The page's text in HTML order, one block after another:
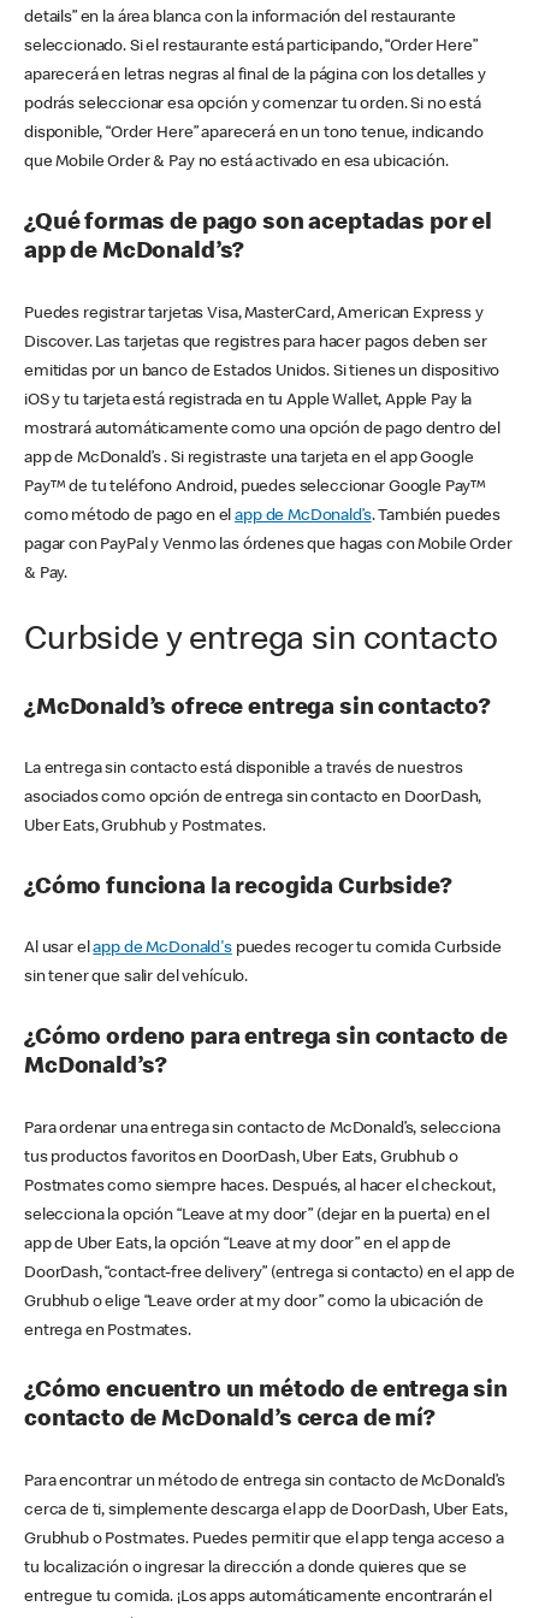
details” en la área blanca con la información del restaurante
seleccionado. Si el restaurante está participando, “Order Here”
aparecerá en letras negras al final de la página con los detalles y
podrás seleccionar esa opción y comenzar tu orden. Si no está
disponible, “Order Here” aparecerá en un tono tenue, indicando
que Mobile Order & Pay no está activado en esa ubicación.
¿Qué formas de pago son aceptadas por el
app de McDonald’s?
Puedes registrar tarjetas Visa, MasterCard, American Express y
Discover. Las tarjetas que registres para hacer pagos deben ser
emitidas por un banco de Estados Unidos. Si tienes un dispositivo
iOS y tu tarjeta está registrada en tu Apple Wallet, Apple Pay la
mostrará automáticamente como una opción de pago dentro del
app de McDonald’s . Si registraste una tarjeta en el app Google
Pay™ de tu teléfono Android, puedes seleccionar Google Pay™
como método de pago en elapp de McDonald’s. También puedes
pagar con PayPal y Venmo las órdenes que hagas con Mobile Order
& Pay.
Curbside y entrega sin contacto
¿McDonald’s ofrece entrega sin contacto?
La entrega sin contacto está disponible a través de nuestros
asociados como opción de entrega sin contacto en DoorDash,
Uber Eats, Grubhub y Postmates.
¿Cómo funciona la recogida Curbside?
Al usar elapp de McDonald'spuedes recoger tu comida Curbside
sin tener que salir del vehículo.
¿Cómo ordeno para entrega sin contacto de
McDonald’s?
Para ordenar una entrega sin contacto de McDonald’s, selecciona
tus productos favoritos en DoorDash, Uber Eats, Grubhub o
Postmates como siempre haces. Después, al hacer el checkout,
selecciona la opción “Leave at my door” (dejar en la puerta) en el
app de Uber Eats, la opción “Leave at my door” en el app de
DoorDash, “contact-free delivery” (entrega si contacto) en el app de
Grubhub o elige “Leave order at my door” como la ubicación de
entrega en Postmates.
¿Cómo encuentro un método de entrega sin
contacto de McDonald’s cerca de mí?
Para encontrar un método de entrega sin contacto de McDonald’s
cerca de ti, simplemente descarga el app de DoorDash, Uber Eats,
Grubhub o Postmates. Puedes permitir que el app tenga acceso a
tu localización o ingresar la dirección a donde quieres que se
entregue tu comida. ¡Los apps automáticamente encontrarán el